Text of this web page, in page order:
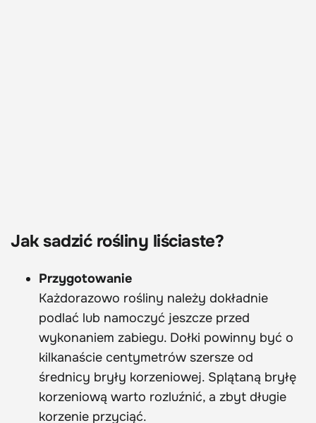
Jak sadzić rośliny liściaste?
Przygotowanie
Każdorazowo rośliny należy dokładnie
podlać lub namoczyć jeszcze przed
wykonaniem zabiegu. Dołki powinny być o
kilkanaście centymetrów szersze od
średnicy bryły korzeniowej. Splątaną bryłę
korzeniową warto rozluźnić, a zbyt długie
korzenie przyciąć.